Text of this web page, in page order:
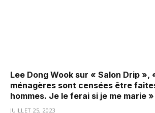
Lee Dong Wook sur « Salon Drip »,
ménagères sont censées être
hommes. Je le ferai si je me marie »
JUILLET 25, 2023